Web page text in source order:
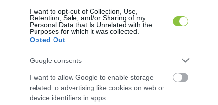
I want to opt-out of Collection, Use,
Retention, Sale, and/or Sharing of my
Personal Data that Is Unrelated with the
Purposes for which it was collected.
Opted Out
Google consents
I want to allow Google to enable storage
related to advertising like cookies on web or
device identifiers in apps.
legfontosabb cikkei
Egyelőre lekerült a napirendről az a törvénytervezet,
amely – ha ebben a formában élesítik – alkalmas a
sajtócenzúrára és a civil szervezetek
Falusi Norbert 2025. 12. 31.